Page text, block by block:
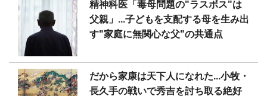
精神科医「毒母問題の"ラスボス"は
父親」...子どもを支配する母を生み出
す"家庭に無関心な父"の共通点
だから家康は天下人になれた...小牧・
長久手の戦いで秀吉を討ち取る絶好